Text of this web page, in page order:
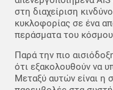
στη διαχείριση
κυκλοφορίας σε ένα
περάσματα του
Παρά την πιο
ότι εξακολουθούν να
Μεταξύ αυτών είναι η